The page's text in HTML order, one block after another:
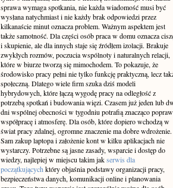
sprawa wymaga spotkania, nie każda wiadomość musi być
wysłana natychmiast i nie każdy brak odpowiedzi przez
kilkanaście minut oznacza problem. Ważnym aspektem jest
także samotność. Dla części osób praca w domu oznacza
i skupienie, ale dla innych staje się źródłem izolacji. Brakuje
zwykłych rozmów, poczucia wspólnoty i naturalnych relacji,
które w biurze tworzą się mimochodem. To pokazuje, że
środowisko pracy pełni nie tylko funkcję praktyczną, lecz
społeczną. Dlatego wiele firm szuka dziś modeli
hybrydowych, które łączą wygodę pracy na odległość z
potrzebą spotkań i budowania więzi. Czasem już jeden lub
dni wspólnej obecności w tygodniu potrafią znacząco
współpracę i atmosferę. Dla osób, które dopiero wchodzą w
świat pracy zdalnej, ogromne znaczenie ma dobre wdrożenie.
Sam zakup laptopa i założenie kont w kilku aplikacjach nie
wystarczy. Potrzebne są jasne zasady, wsparcie i dostęp do
wiedzy, najlepiej w miejscu takim jakserwis dla
początkujących który objaśnia podstawy organizacji pracy,
bezpieczeństwa danych, komunikacji online i planowania